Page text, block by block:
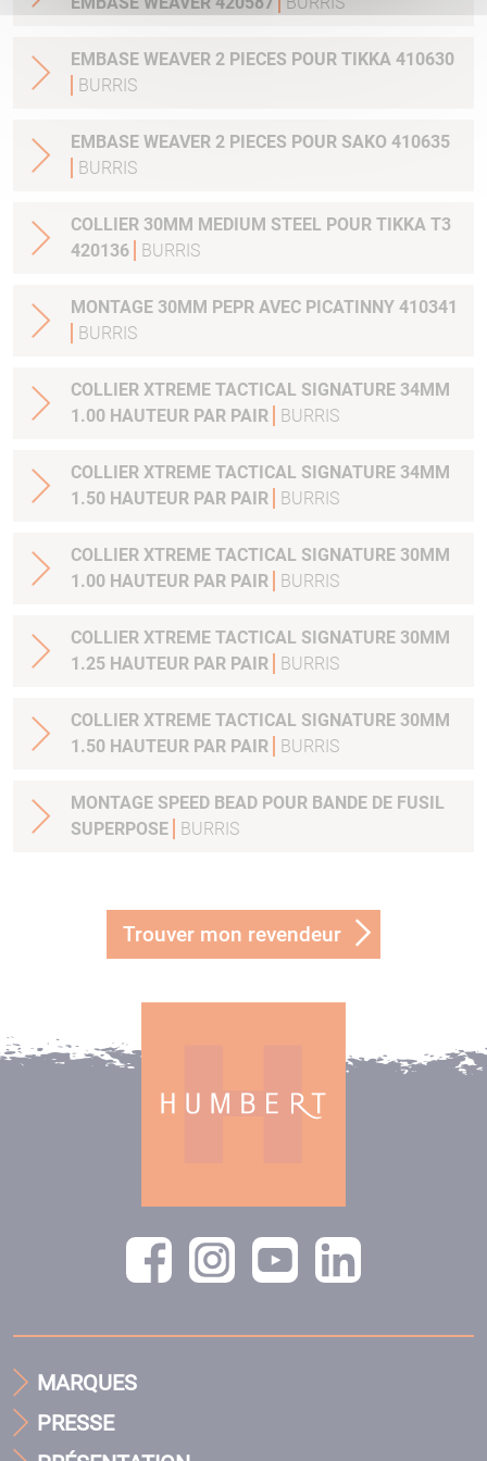
EMBASE WEAVER 2 PIECES POUR TIKKA 410630
BURRIS
EMBASE WEAVER 2 PIECES POUR SAKO 410635
BURRIS
COLLIER 30MM MEDIUM STEEL POUR TIKKA T3
420136
BURRIS
MONTAGE 30MM PEPR AVEC PICATINNY 410341
BURRIS
COLLIER XTREME TACTICAL SIGNATURE 34MM
1.00 HAUTEUR PAR PAIR
BURRIS
COLLIER XTREME TACTICAL SIGNATURE 34MM
1.50 HAUTEUR PAR PAIR
BURRIS
COLLIER XTREME TACTICAL SIGNATURE 30MM
1.00 HAUTEUR PAR PAIR
BURRIS
COLLIER XTREME TACTICAL SIGNATURE 30MM
1.25 HAUTEUR PAR PAIR
BURRIS
COLLIER XTREME TACTICAL SIGNATURE 30MM
1.50 HAUTEUR PAR PAIR
BURRIS
MONTAGE SPEED BEAD POUR BANDE DE FUSIL
SUPERPOSE
BURRIS
Trouver mon revendeur
MARQUES
PRESSE